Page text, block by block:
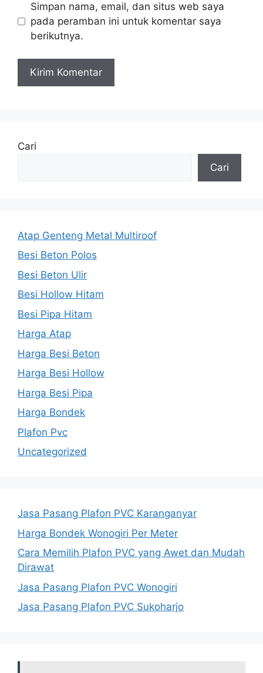
Simpan nama, email, dan situs web saya
pada peramban ini untuk komentar saya
berikutnya.
Cari
Cari
Atap Genteng Metal Multiroof
Besi Beton Polos
Besi Beton Ulir
Besi Hollow Hitam
Besi Pipa Hitam
Harga Atap
Harga Besi Beton
Harga Besi Hollow
Harga Besi Pipa
Harga Bondek
Plafon Pvc
Uncategorized
Jasa Pasang Plafon PVC Karanganyar
Harga Bondek Wonogiri Per Meter
Cara Memilih Plafon PVC yang Awet dan Mudah
Dirawat
Jasa Pasang Plafon PVC Wonogiri
Jasa Pasang Plafon PVC Sukoharjo